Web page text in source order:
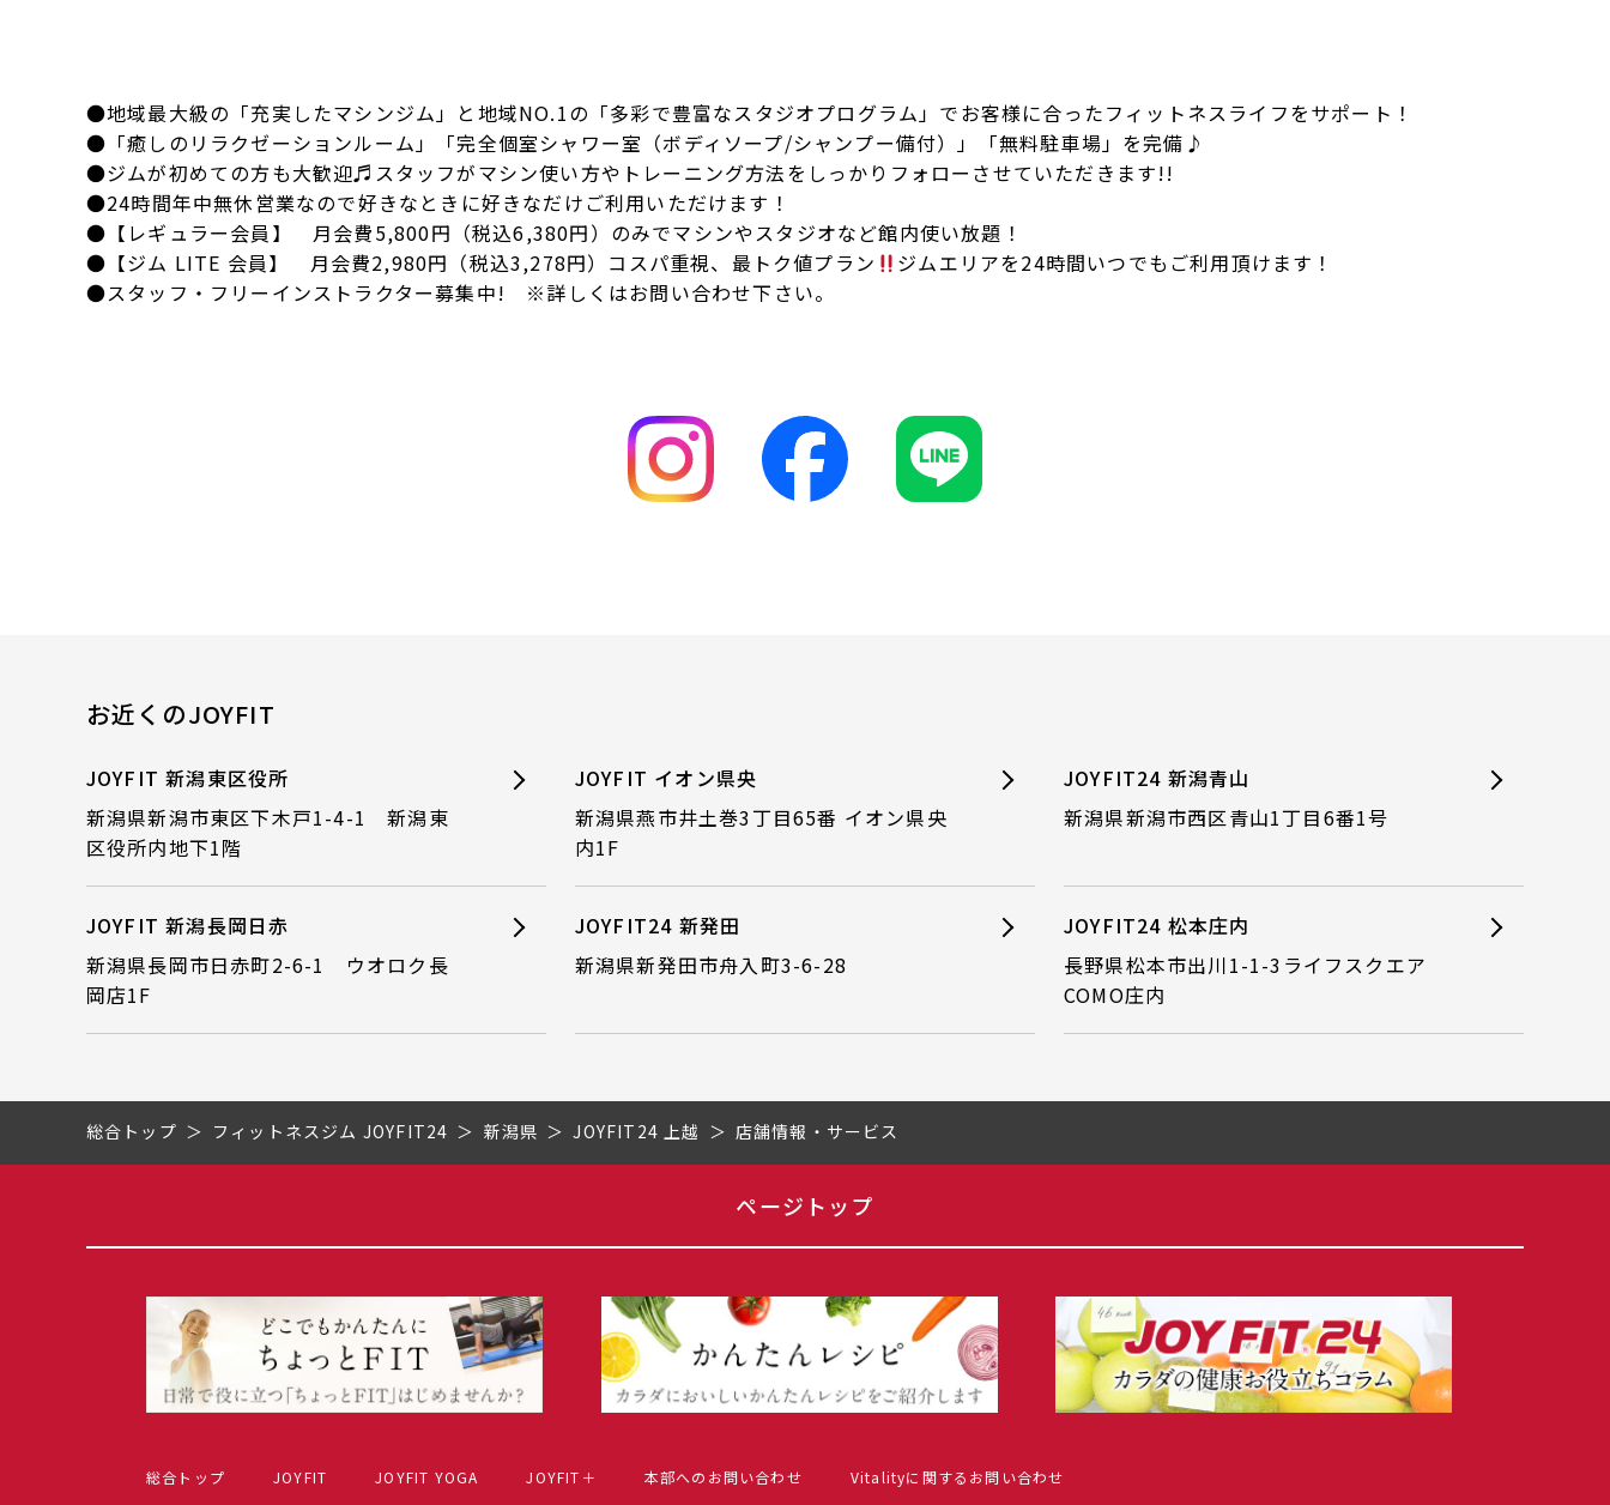
●地域最大級の「充実したマシンジム」と地域NO.1の「多彩で豊富なスタジオプログラム」でお客様に合ったフィットネスライフをサポート！
●「癒しのリラクゼーションルーム」「完全個室シャワー室（ボディソープ/シャンプー備付）」「無料駐車場」を完備♪
●ジムが初めての方も大歓迎♬スタッフがマシン使い方やトレーニング方法をしっかりフォローさせていただきます!!
●24時間年中無休営業なので好きなときに好きなだけご利用いただけます！
●【レギュラー会員】 月会費5,800円（税込6,380円）のみでマシンやスタジオなど館内使い放題！
●【ジム LITE 会員】 月会費2,980円（税込3,278円）コスパ重視、最トク値プラン
ジムエリアを24時間いつでもご利用頂けます！
●スタッフ・フリーインストラクター募集中! ※詳しくはお問い合わせ下さい。
お近くのJOYFIT
JOYFIT 新潟東区役所
新潟県新潟市東区下木戸1-4-1 新潟東
区役所内地下1階
JOYFIT イオン県央
新潟県燕市井土巻3丁目65番 イオン県央
内1F
JOYFIT24 新潟青山
新潟県新潟市西区青山1丁目6番1号
JOYFIT 新潟長岡日赤
新潟県長岡市日赤町2-6-1 ウオロク長
岡店1F
JOYFIT24 新発田
新潟県新発田市舟入町3-6-28
JOYFIT24 松本庄内
長野県松本市出川1-1-3ライフスクエア
COMO庄内
総合トップ フィットネスジム JOYFIT24 新潟県 JOYFIT24 上越 店舗情報・サービス
ページトップ
総合トップ JOYFIT JOYFIT YOGA JOYFIT＋ 本部へのお問い合わせ
Vitalityに関するお問い合わせ